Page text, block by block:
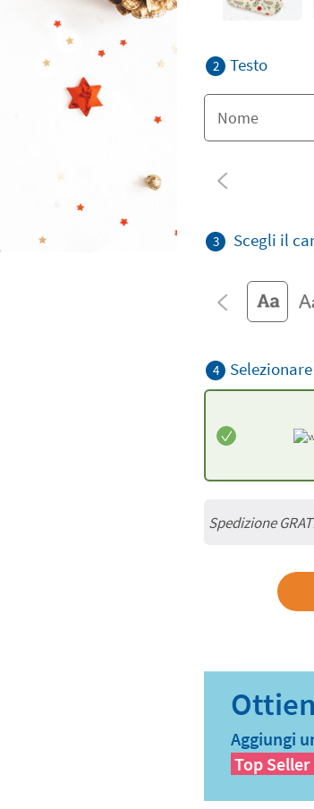
2 Testo
3 Scegli il
4 Selezionare
Spedizione
Aggiungi
Top Seller